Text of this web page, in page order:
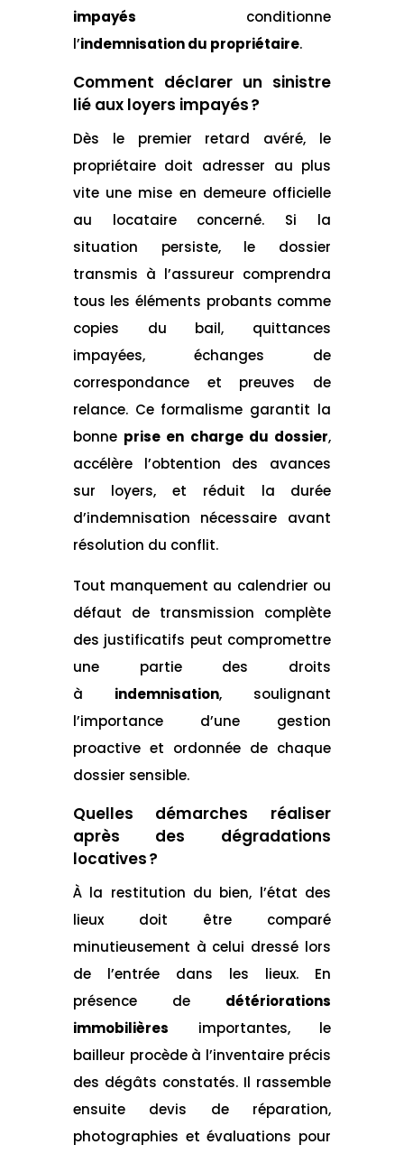
impayés
conditionne
l’indemnisation du propriétaire.
Comment déclarer un sinistre
lié aux loyers impayés ?
Dès le premier retard avéré, le
propriétaire doit adresser au plus
vite une mise en demeure officielle
au locataire concerné. Si la
situation persiste, le dossier
transmis à l’assureur comprendra
tous les éléments probants comme
copies du bail, quittances
impayées, échanges de
correspondance et preuves de
relance. Ce formalisme garantit la
bonne prise en charge du dossier,
accélère l’obtention des avances
sur loyers, et réduit la durée
d’indemnisation nécessaire avant
résolution du conflit.
Tout manquement au calendrier ou
défaut de transmission complète
des justificatifs peut compromettre
une partie des droits
à
indemnisation, soulignant
l’importance d’une gestion
proactive et ordonnée de chaque
dossier sensible.
Quelles démarches réaliser
après des dégradations
locatives ?
À la restitution du bien, l’état des
lieux doit être comparé
minutieusement à celui dressé lors
de l’entrée dans les lieux. En
présence de
détériorations
immobilières
importantes, le
bailleur procède à l’inventaire précis
des dégâts constatés. Il rassemble
ensuite devis de réparation,
photographies et évaluations pour